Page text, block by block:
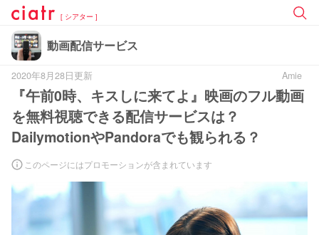
[ シアター ]
動画配信サービス
2020年8月28日更新 Amie
『午前0時、キスしに来てよ』映画のフル動画
を無料視聴できる配信サービスは？
DailymotionやPandoraでも観られる？
このページにはプロモーションが含まれています